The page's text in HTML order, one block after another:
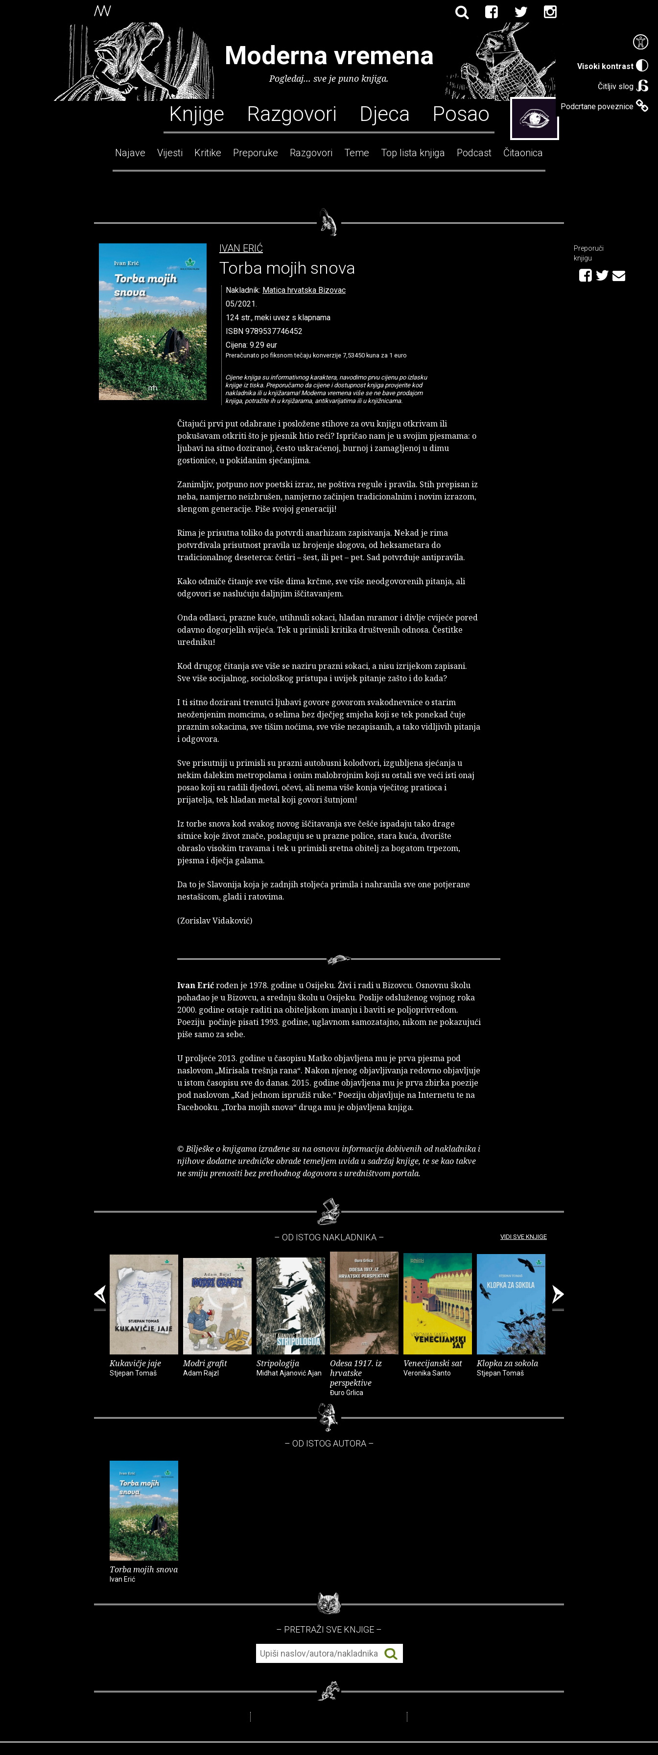
Visoki kontrast
Čitljiv slog
Podcrtane poveznice
Moderna vremena
Pogledaj... sve je puno knjiga.
Knjige Razgovori Djeca Posao
Najave Vijesti Kritike Preporuke Razgovori Teme Top lista knjiga Podcast Čitaonica
IVAN ERIĆ
Torba mojih snova
Nakladnik: Matica hrvatska Bizovac
05/2021.
124 str., meki uvez s klapnama
ISBN 9789537746452
Cijena: 9.29 eur
Preračunato po fiksnom tečaju konverzije 7,53450 kuna za 1 euro
Cijene knjiga su informativnog karaktera, navodimo prvu cijenu po izlasku
knjige iz tiska. Preporučamo da cijene i dostupnost knjiga provjerite kod
nakladnika ili u knjižarama! Moderna vremena više se ne bave prodajom
knjiga, potražite ih u knjižarama, antikvarijatima ili u knjižnicama.
Čitajući prvi put odabrane i posložene stihove za ovu knjigu otkrivam ili
pokušavam otkriti što je pjesnik htio reći? Ispričao nam je u svojim pjesmama: o
ljubavi na sitno doziranoj, često uskraćenoj, burnoj i zamagljenoj u dimu
gostionice, u pokidanim sjećanjima.
Zanimljiv, potpuno nov poetski izraz, ne poštiva regule i pravila. Stih prepisan iz
neba, namjerno neizbrušen, namjerno začinjen tradicionalnim i novim izrazom,
slengom generacije. Piše svojoj generaciji!
Rima je prisutna toliko da potvrdi anarhizam zapisivanja. Nekad je rima
potvrđivala prisutnost pravila uz brojenje slogova, od heksametara do
tradicionalnog deseterca: četiri – šest, ili pet – pet. Sad potvrđuje antipravila.
Kako odmiče čitanje sve više dima krčme, sve više neodgovorenih pitanja, ali
odgovori se naslućuju daljnjim iščitavanjem.
Onda odlasci, prazne kuće, utihnuli sokaci, hladan mramor i divlje cvijeće pored
odavno dogorjelih svijeća. Tek u primisli kritika društvenih odnosa. Čestitke
uredniku!
Kod drugog čitanja sve više se naziru prazni sokaci, a nisu izrijekom zapisani.
Sve više socijalnog, sociološkog pristupa i uvijek pitanje zašto i do kada?
I ti sitno dozirani trenutci ljubavi govore govorom svakodnevnice o starim
neoženjenim momcima, o selima bez dječjeg smjeha koji se tek ponekad čuje
praznim sokacima, sve tišim noćima, sve više nezapisanih, a tako vidljivih pitanja
i odgovora.
Sve prisutniji u primisli su prazni autobusni kolodvori, izgubljena sjećanja u
nekim dalekim metropolama i onim malobrojnim koji su ostali sve veći isti onaj
posao koji su radili djedovi, očevi, ali nema više konja vječitog pratioca i
prijatelja, tek hladan metal koji govori šutnjom!
Iz torbe snova kod svakog novog iščitavanja sve češće ispadaju tako drage
sitnice koje život znače, poslaguju se u prazne police, stara kuća, dvorište
obraslo visokim travama i tek u primisli sretna obitelj za bogatom trpezom,
pjesma i dječja galama.
Da to je Slavonija koja je zadnjih stoljeća primila i nahranila sve one potjerane
nestašicom, gladi i ratovima.
(Zorislav Vidaković)
Ivan Erićrođen je 1978. godine u Osijeku. Živi i radi u Bizovcu. Osnovnu školu
pohađao je u Bizovcu, a srednju školu u Osijeku. Poslije odsluženog vojnog roka
2000. godine ostaje raditi na obiteljskom imanju i baviti se poljoprivredom.
Poeziju počinje pisati 1993. godine, uglavnom samozatajno, nikom ne pokazujući
piše samo za sebe.
U proljeće 2013. godine u časopisu Matko objavljena mu je prva pjesma pod
naslovom „Mirisala trešnja rana“. Nakon njenog objavljivanja redovno objavljuje
u istom časopisu sve do danas. 2015. godine objavljena mu je prva zbirka poezije
pod naslovom „Kad jednom ispružiš ruke.“ Poeziju objavljuje na Internetu te na
Facebooku. „Torba mojih snova“ druga mu je objavljena knjiga.
© Bilješke o knjigama izrađene su na osnovu informacija dobivenih od nakladnika i
njihove dodatne uredničke obrade temeljem uvida u sadržaj knjige, te se kao takve
ne smiju prenositi bez prethodnog dogovora s uredništvom portala.
Preporuči
knjigu
– OD ISTOG NAKLADNIKA –
Kukavičje jaje
Stjepan Tomaš
Modri grafit
Adam Rajzl
Stripologija
Midhat Ajanović Ajan
Odesa 1917. iz
hrvatske
perspektive
Đuro Grlica
Venecijanski sat
Veronika Santo
Klopka za sokola
Stjepan Tomaš
VIDI SVE KNJIGE
– OD ISTOG AUTORA –
Torba mojih snova
Ivan Erić
– PRETRAŽI SVE KNJIGE –